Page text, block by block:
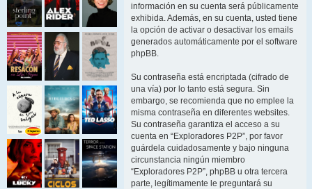
información en su cuenta será públicamente
exhibida. Además, en su cuenta, usted tiene
la opción de activar o desactivar los emails
generados automáticamente por el software
phpBB.
Su contraseña está encriptada (cifrado de
una vía) por lo tanto está segura. Sin
embargo, se recomienda que no emplee la
misma contraseña en diferentes websites.
Su contraseña garantiza el acceso a su
cuenta en “Exploradores P2P”, por favor
guárdela cuidadosamente y bajo ninguna
circunstancia ningún miembro
“Exploradores P2P”, phpBB u otra tercera
parte, legítimamente le preguntará su